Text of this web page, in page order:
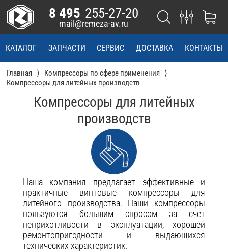
КАТАЛОГ ЗАПЧАСТИ СЕРВИС ДОСТАВКА КОНТАКТЫ
8 495 255-27-20
mail@remeza-av.ru
Главная
Компрессоры по сфере применения
Компрессоры для литейных производств
Компрессоры для литейных
производств
Наша компания предлагает эффективные и
практичные винтовые компрессоры для
литейного производства. Наши компрессоры
пользуются большим спросом за счет
неприхотливости в эксплуатации, хорошей
ремонтопригодности и выдающихся
технических характеристик.